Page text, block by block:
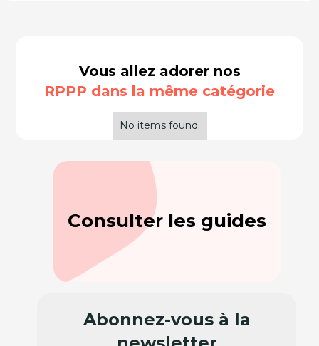
Vous allez adorer nos
RPPP dans la même catégorie
No items found.
Consulter les guides
Abonnez-vous à la